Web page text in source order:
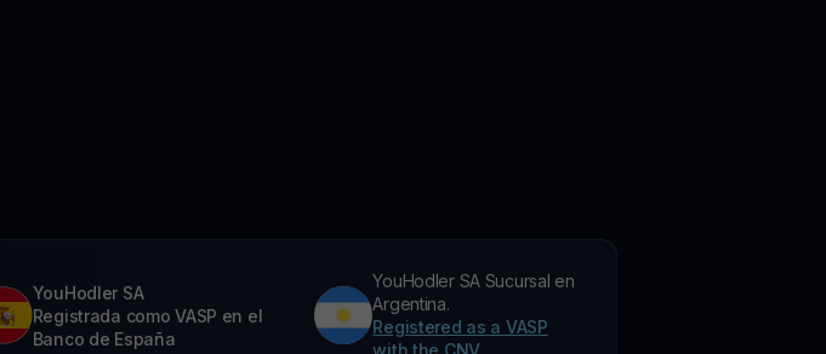
YouHodler SA
Registrada como VASP en el
Banco de España
YouHodler SA Sucursal en
Argentina.
Registered as a VASP
with the CNV.